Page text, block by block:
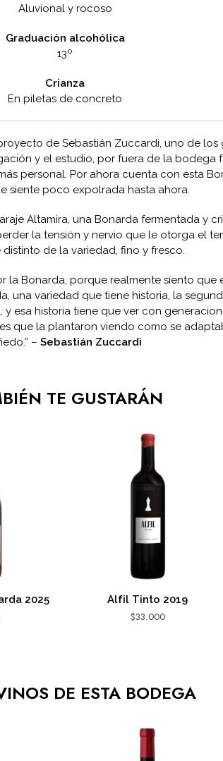
Aluvional y rocoso
Graduación alcohólica
13º
Crianza
En piletas de concreto
de Sebastián Zuccardi, uno de los
y el estudio, por fuera de la bodega
personal. Por ahora cuenta con esta
siente poco expolrada hasta ahora.
Altamira, una Bonarda fermentada y
la tensión y nervio que le otorga el
de la variedad, fino y fresco.
la Bonarda, porque realmente siento que
una variedad que tiene historia, la
y esa historia tiene que ver con
que la plantaron viendo como se
– Sebastián Zuccardi
TE GUSTARÁN
2025 Alfil Tinto 2019
$33.000
DE ESTA BODEGA